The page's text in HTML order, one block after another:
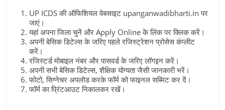
UP ICDS की ऑफिशियल वेबसाइट upanganwadibharti.in पर
जाएं।
यहां अपना जिला चुनें और Apply Online के लिंक पर क्लिक करें।
अपनी बेसिक डिटेल्स के जरिए पहले रजिस्ट्रेशन प्रोसेस कंप्लीट
करें।
रजिस्टर्ड मोबाइल नंबर और पासवर्ड के जरिए लॉगइन करें।
अपनी सभी बेसिक डिटेल्स, शैक्षिक योग्यता जैसी जानकारी भरें।
फोटो, सिग्नेचर अपलोड करके फॉर्म को फाइनल सब्मिट कर दें।
फॉर्म का प्रिंटआउट निकालकर रखें।